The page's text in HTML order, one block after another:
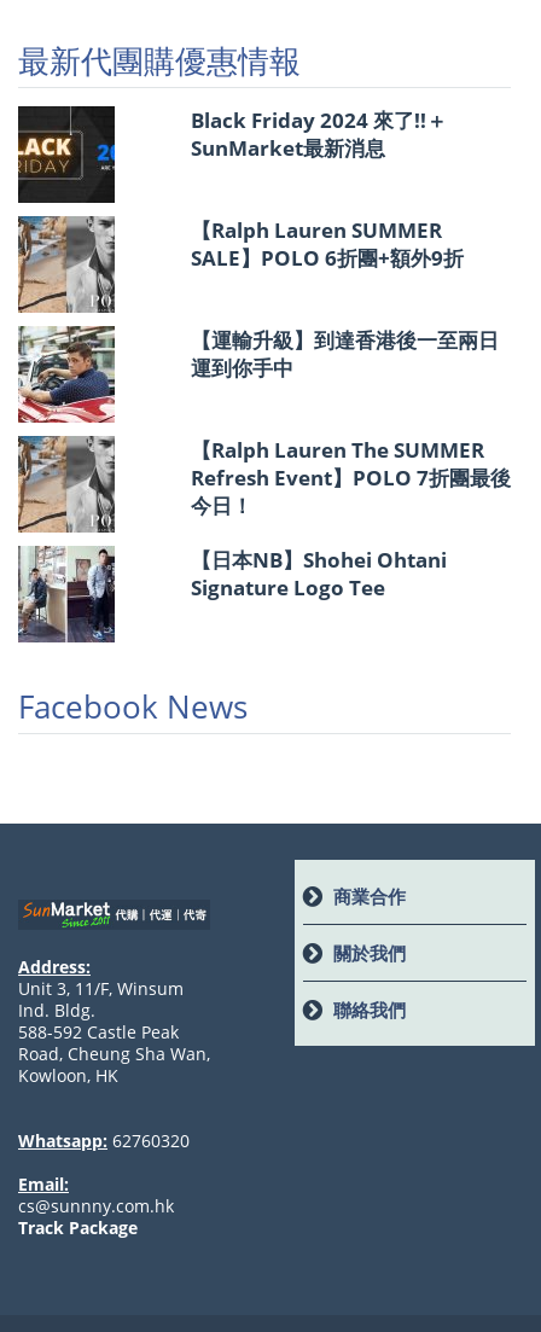
情
報
最新代團購優惠情報
Black Friday 2024 來了!!＋
SunMarket最新消息
【Ralph Lauren SUMMER
SALE】POLO 6折團+額外9折
【運輸升級】到達香港後一至兩日
運到你手中
【Ralph Lauren The SUMMER
Refresh Event】POLO 7折團最後
今日！
【日本NB】Shohei Ohtani
Signature Logo Tee
Facebook News
Address:
Unit 3, 11/F, Winsum
Ind. Bldg.
588-592 Castle Peak
Road, Cheung Sha Wan,
Kowloon, HK
Whatsapp: 62760320
Email:
cs@sunnny.com.hk
Track Package
商業合作
關於我們
聯絡我們